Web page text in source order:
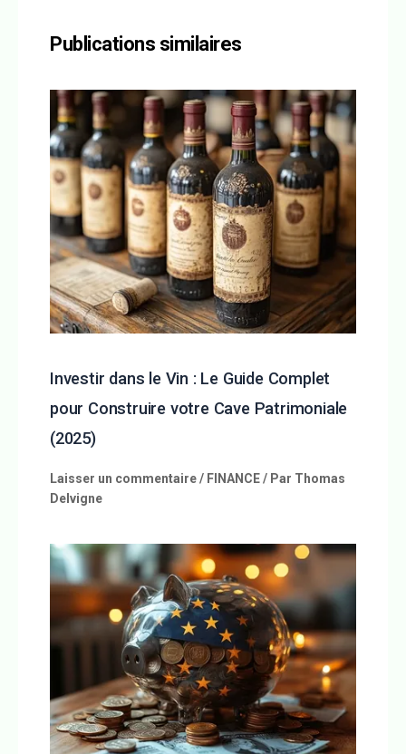
Publications similaires
Investir dans le Vin : Le Guide Complet
pour Construire votre Cave Patrimoniale
(2025)
Laisser un commentaire/ FINANCE/ Par Thomas
Delvigne